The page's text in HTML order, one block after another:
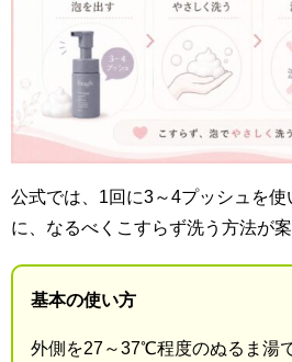
公式では、1回に3～4プッシュを
に、なるべくこすらず洗う方法が
基本の使い方
外側を27～37℃程度のぬるま湯